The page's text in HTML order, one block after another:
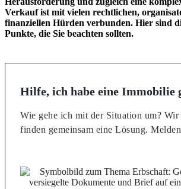
Verkauf ist mit vielen rechtlichen,
finanziellen Hürden verbunden. Hier sind
Punkte, die Sie beachten sollten.
Hilfe, ich habe eine Immobilie
Wie gehe ich mit der Situation um? Wir
finden gemeinsam eine Lösung.